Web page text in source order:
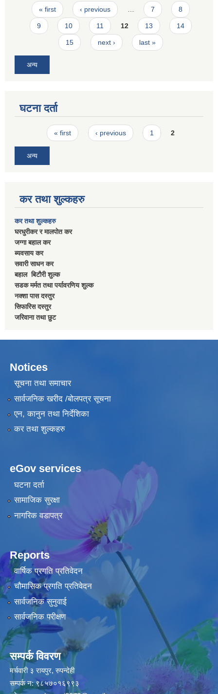
Pages
« first ‹ previous 7 8
9 10 11 12 13 14
15 next › last »
अन्य
घटना दर्ता
Pages« first ‹ previous 1 2
अन्य
कर तथा शुल्कहरु
कर तथा शुल्कहरु
घरधुरीकर र मालपाेत कर
जग्गा बहाल कर
ब्यवसाय कर
सवारी साधन कर
बहाल बिटाैरी शुल्क
सडक मर्मत तथा पर्यावरणिय शुल्क
नक्शा पास दस्तुर
सिफारिस दस्तुर
जरिवाना तथा छुट
Notices
सूचना तथा समाचार
सार्वजनिक खरीद /बोलपत्र सूचना
एन, कानुन तथा निर्देशिका
कर तथा शुल्कहरु
eGov services
घटना दर्ता
सामाजिक सुरक्षा
नागरिक वडापत्र
Reports
वार्षिक प्रगति प्रतिवेदन
चौमासिक प्रगति प्रतिवेदन
सार्वजनिक सुनुवाई
सार्वजनिक परीक्षण
सम्पर्क विवरण
मर्चवारी ३ रायपुर, रुपन्देही
सम्पर्क न: ९८५७०१६९९३